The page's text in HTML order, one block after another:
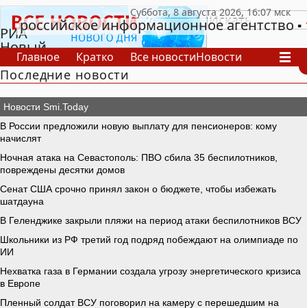
РИА
Новый
День
российское информационное агентство
Главное Кратко Все новостиНовости
В России
В мире
СпецпроектыПроекты Архив
Последние новости